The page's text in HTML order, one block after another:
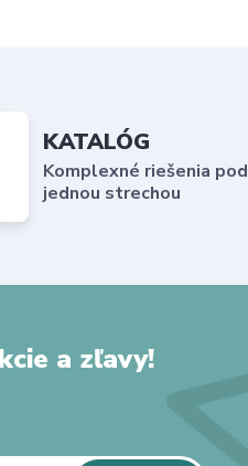
KATALÓG
Komplexné riešenia pod
jednou strechou
a zľavy!